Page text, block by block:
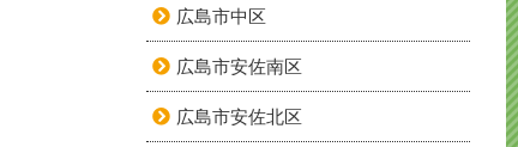
広島市中区
広島市安佐南区
広島市安佐北区